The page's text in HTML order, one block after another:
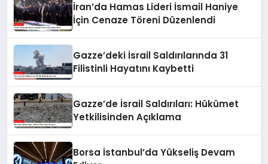
İran’da Hamas Lideri İsmail Haniye
İçin Cenaze Töreni Düzenlendi
Gazze’deki İsrail Saldırılarında 31
Filistinli Hayatını Kaybetti
Gazze’de İsrail Saldırıları: Hükümet
Yetkilisinden Açıklama
Borsa İstanbul’da Yükseliş Devam